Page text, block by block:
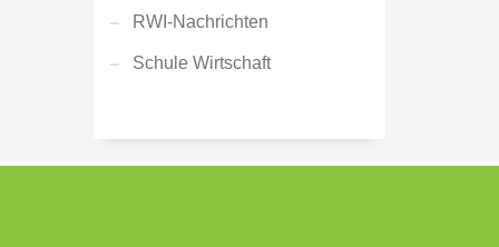
RWI-Nachrichten
Schule Wirtschaft